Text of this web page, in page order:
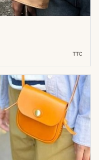
TTC